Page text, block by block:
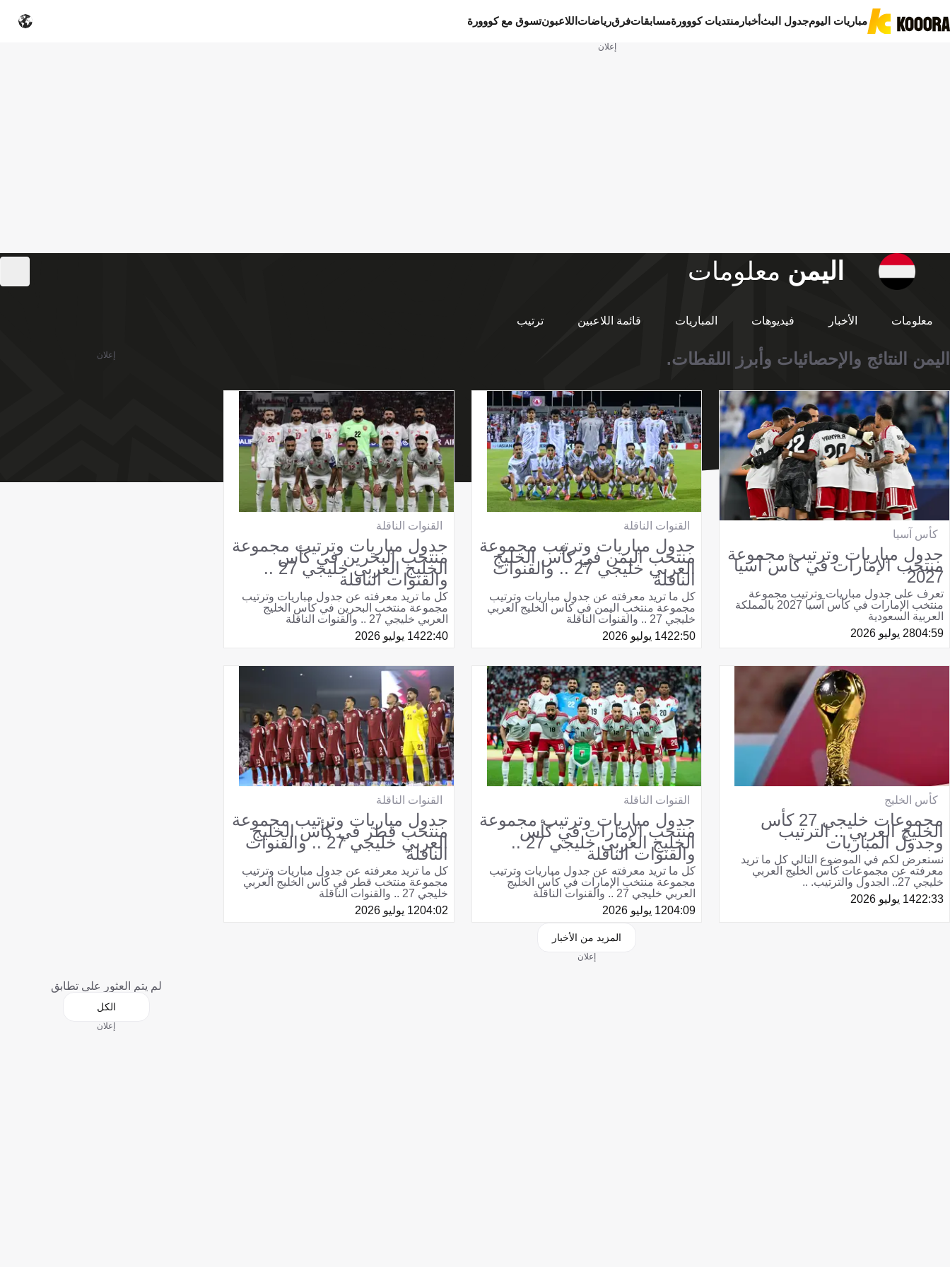
مباريات اليومجدول البثأخبار منتديات كووورةمسابقاتفرقرياضات اللاعبونتسوق مع كووورة
إعلان
اليمن معلومات
معلومات الأخبار فيديوهات المباريات قائمة اللاعبين ترتيب
اليمن النتائج والإحصائيات وأبرز اللقطات.
كأس آسيا
جدول مباريات وترتيب مجموعة
منتخب الإمارات في كأس آسيا
2027
تعرف على جدول مباريات وترتيب مجموعة
منتخب الإمارات في كأس آسيا 2027 بالمملكة
العربية السعودية
04:5928 يوليو 2026
القنوات الناقلة
جدول مباريات وترتيب مجموعة
منتخب اليمن في كأس الخليج
العربي خليجي 27 .. والقنوات
الناقلة
كل ما تريد معرفته عن جدول مباريات وترتيب
مجموعة منتخب اليمن في كأس الخليج العربي
خليجي 27 .. والقنوات الناقلة
22:5014 يوليو 2026
القنوات الناقلة
جدول مباريات وترتيب مجموعة
منتخب البحرين في كأس
الخليج العربي خليجي 27 ..
والقنوات الناقلة
كل ما تريد معرفته عن جدول مباريات وترتيب
مجموعة منتخب البحرين في كأس الخليج
العربي خليجي 27 .. والقنوات الناقلة
22:4014 يوليو 2026
كأس الخليج
مجموعات خليجي 27 كأس
الخليج العربي .. الترتيب
وجدول المباريات
نستعرض لكم في الموضوع التالي كل ما تريد
معرفته عن مجموعات كأس الخليج العربي
خليجي 27.. الجدول والترتيب. ..
22:3314 يوليو 2026
القنوات الناقلة
جدول مباريات وترتيب مجموعة
منتخب الإمارات في كأس
الخليج العربي خليجي 27 ..
والقنوات الناقلة
كل ما تريد معرفته عن جدول مباريات وترتيب
مجموعة منتخب الإمارات في كأس الخليج
العربي خليجي 27 .. والقنوات الناقلة
04:0912 يوليو 2026
القنوات الناقلة
جدول مباريات وترتيب مجموعة
منتخب قطر في كأس الخليج
العربي خليجي 27 .. والقنوات
الناقلة
كل ما تريد معرفته عن جدول مباريات وترتيب
مجموعة منتخب قطر في كأس الخليج العربي
خليجي 27 .. والقنوات الناقلة
04:0212 يوليو 2026
المزيد من الأخبار
إعلان
إعلان
لم يتم العثور على تطابق
الكل
إعلان